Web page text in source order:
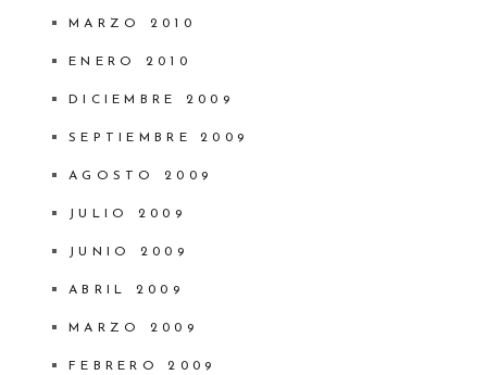
MARZO 2010
ENERO 2010
DICIEMBRE 2009
SEPTIEMBRE 2009
AGOSTO 2009
JULIO 2009
JUNIO 2009
ABRIL 2009
MARZO 2009
FEBRERO 2009